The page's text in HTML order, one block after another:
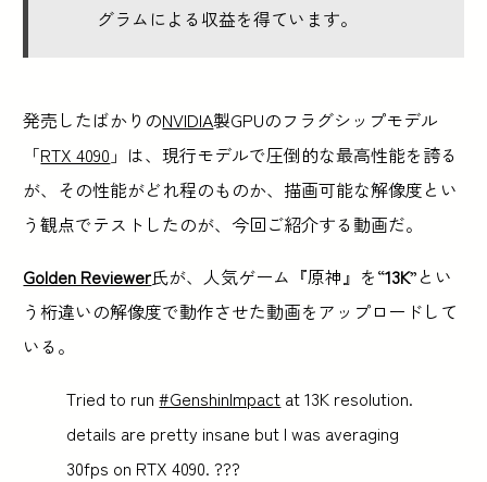
グラムによる収益を得ています。
発売したばかりのNVIDIA製GPUのフラグシップモデル
「RTX 4090 」は、現行モデルで圧倒的な最高性能を誇る
が、その性能がどれ程のものか、描画可能な解像度とい
う観点でテストしたのが、今回ご紹介する動画だ。
Golden Reviewer氏が、人気ゲーム『原神』を“13K”とい
う桁違いの解像度で動作させた動画をアップロードして
いる。
Tried to run#GenshinImpact at 13K resolution.
details are pretty insane but I was averaging
30fps on RTX 4090. ???